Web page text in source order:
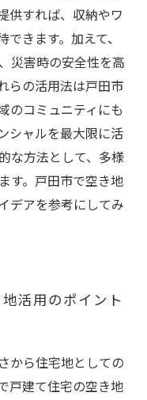
供すれば、収納やワ
きます。加えて、
災害時の安全性を高
らの活用法は戸田市
のコミュニティにも
シャルを最大限に活
な方法として、多様
す。戸田市で空き地
デアを参考にしてみ
活用のポイント
から住宅地としての
戸建て住宅の空き地